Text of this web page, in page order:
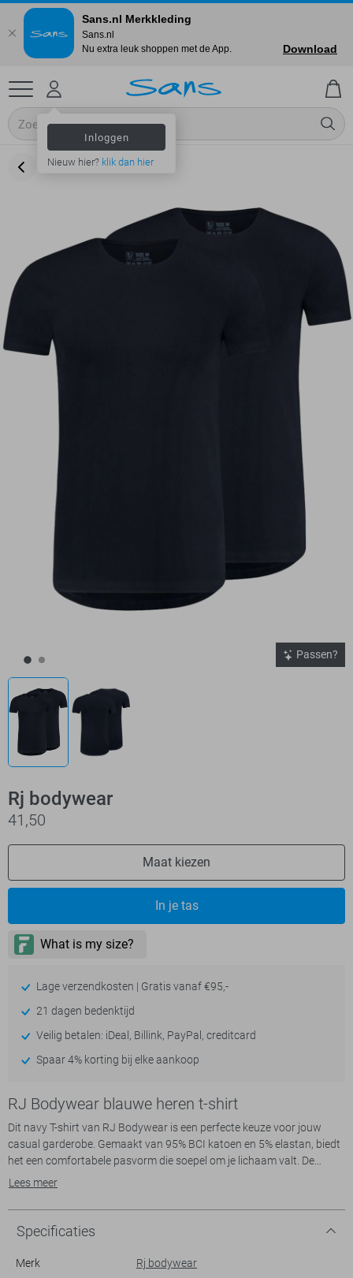
Inloggen
Nieuw hier? klik dan hier
Passen?
Rj bodywear
41,50
Maat kiezen
In je tas
Lage verzendkosten | Gratis vanaf €95,-
21 dagen bedenktijd
Veilig betalen: iDeal, Billink, PayPal, creditcard
Spaar 4% korting bij elke aankoop
RJ Bodywear blauwe heren t-shirt
Dit navy T-shirt van RJ Bodywear is een perfecte keuze voor jouw
casual garderobe. Gemaakt van 95% BCI katoen en 5% elastan, biedt
het een comfortabele pasvorm die soepel om je lichaam valt. De
regular fit zorgt ervoor dat het T-shirt altijd goed zit, zonder in te
mouwen past dit T-shirt moeiteloos bij elke informele gelegenheid, of
je nu thuis ontspant of de stad in gaat.
Met zijn tijdloze ontwerp is dit navy RJ Bodywear T-shirt een
veelzijdige aanvulling op elke kledingkast. De stof voelt zacht aan op
Lees meer
Specificaties
Merk
Rj bodywear
Sans.nl Merkkleding
Sans.nl
Nu extra leuk shoppen met de App.
Download